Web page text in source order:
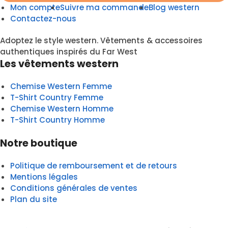
Mon compteSuivre ma commandeBlog western
Contactez-nous
Adoptez le style western. Vêtements & accessoires
authentiques inspirés du Far West
Les vêtements western
Chemise Western Femme
T-Shirt Country Femme
Chemise Western Homme
T-Shirt Country Homme
Notre boutique
Politique de remboursement et de retours
Mentions légales
Conditions générales de ventes
Plan du site